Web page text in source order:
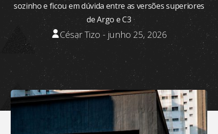
sozinho e ficou em dúvida entre as versões superiores
de Argo e C3
César Tizo - junho 25, 2026